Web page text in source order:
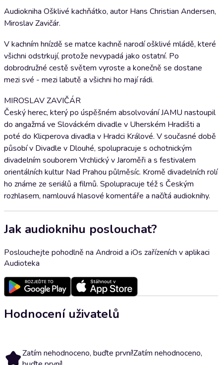
Audiokniha Ošklivé kachňátko, autor Hans Christian Andersen,
Miroslav Zavičár.
V kachním hnízdě se matce kachně narodí ošklivé mládě, které
všichni odstrkují, protože nevypadá jako ostatní. Po
dobrodružné cestě světem vyroste a konečně se dostane
mezi své - mezi labutě a všichni ho mají rádi.
MIROSLAV ZAVIČÁR
Český herec, který po úspěšném absolvování JAMU nastoupil
do angažmá ve Slováckém divadle v Uherském Hradišti a
poté do Klicperova divadla v Hradci Králové. V současné době
působí v Divadle v Dlouhé, spolupracuje s ochotnickým
divadelním souborem Vrchlický v Jaroměři a s festivalem
orientálních kultur Nad Prahou půlměsíc. Kromě divadelních rolí
ho známe ze seriálů a filmů. Spolupracuje též s Českým
rozhlasem, namlouvá hlasové komentáře a načítá audioknihy.
Jak audioknihu poslouchat?
Poslouchejte pohodlně na Android a iOs zařízeních v aplikaci
Audioteka
Hodnocení uživatelů
Zatím nehodnoceno, buďte první!Zatím nehodnoceno,